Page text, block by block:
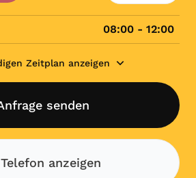
08:00 - 12:00
Zeitplan anzeigen
senden
Telefon anzeigen